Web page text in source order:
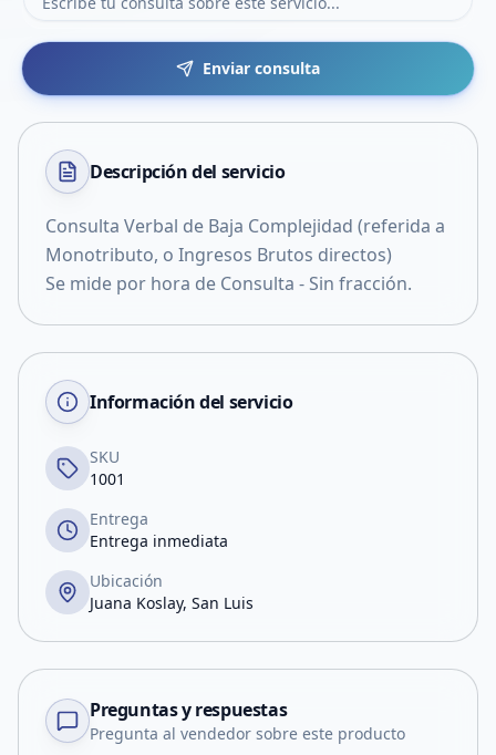
Enviar consulta
Descripción del servicio
Consulta Verbal de Baja Complejidad (referida a
Monotributo, o Ingresos Brutos directos)
Se mide por hora de Consulta - Sin fracción.
Información del servicio
SKU
1001
Entrega
Entrega inmediata
Ubicación
Juana Koslay, San Luis
Preguntas y respuestas
Pregunta al vendedor sobre este producto